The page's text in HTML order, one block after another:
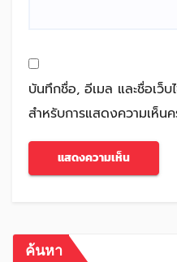
บันทึกชื่อ, อีเมล และชื่อเว็บ
สำหรับการแสดงความเห็น
ค้นหา